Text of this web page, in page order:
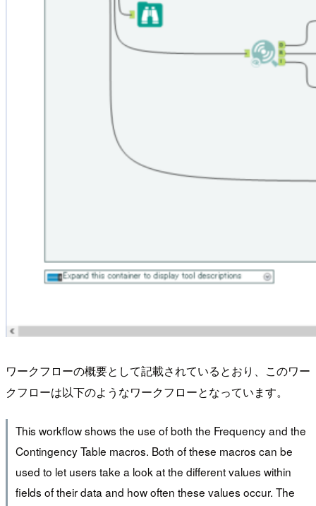
ワークフローの概要として記載されているとおり、このワー
クフローは以下のようなワークフローとなっています。
This workflow shows the use of both the Frequency and the
Contingency Table macros. Both of these macros can be
used to let users take a look at the different values within
fields of their data and how often these values occur. The